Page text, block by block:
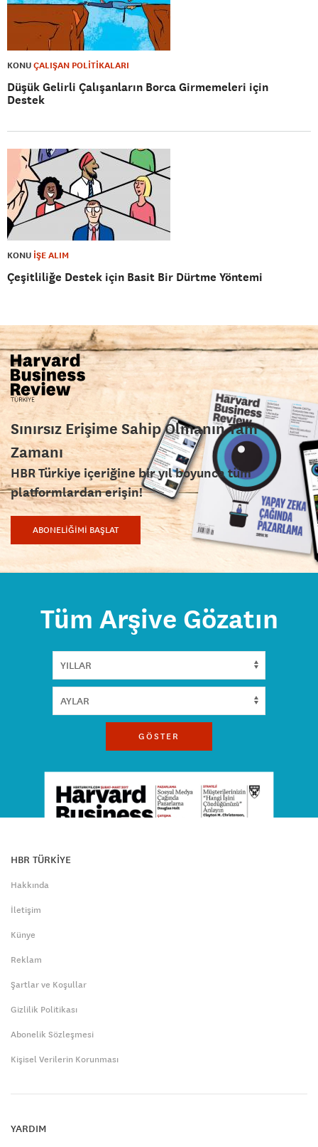
KONUÇALIŞAN POLİTİKALARI
Düşük Gelirli Çalışanların Borca Girmemeleri için
Destek
KONU İŞE ALIM
Çeşitliliğe Destek için Basit Bir Dürtme Yöntemi
Sınırsız Erişime Sahip Olmanın Tam
Zamanı
HBR Türkiye içeriğine bir yıl boyunca tüm
platformlardan erişin!
ABONELİĞİMİ BAŞLAT
Tüm Arşive Gözatın
GÖSTER
HBR TÜRKİYE
Hakkında
İletişim
Künye
Reklam
Şartlar ve Koşullar
Gizlilik Politikası
Abonelik Sözleşmesi
Kişisel Verilerin Korunması
YARDIM